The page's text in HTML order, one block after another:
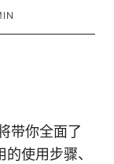
带你全面了
使用步骤、